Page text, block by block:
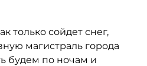
только сойдет снег,
магистраль города
будем по ночам и